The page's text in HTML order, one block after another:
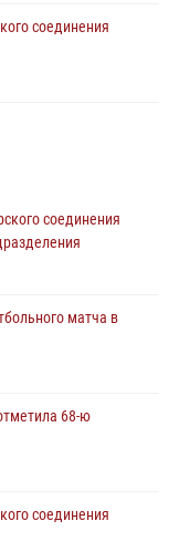
соединения
охраны Росгвардии
порядок во
Дудинке
подозреваемого
Росгвардии
РХБ защиты
соединения
матча в
68-ю
соединения